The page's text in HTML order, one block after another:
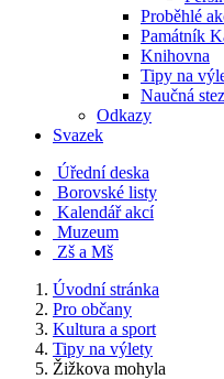
Proběhlé
Památník
Knihovna
Tipy na
Naučná
Odkazy
Svazek
Úřední deska
Borovské listy
Kalendář akcí
Muzeum
Zš a Mš
Úvodní stránka
Pro občany
Kultura a sport
Tipy na výlety
Žižkova mohyla